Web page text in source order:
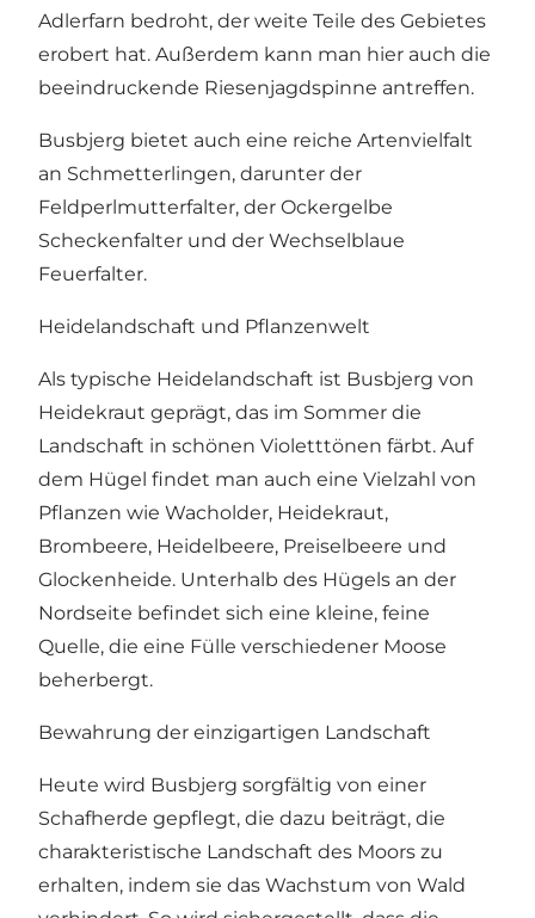
Adlerfarn bedroht, der weite Teile des Gebietes
erobert hat. Außerdem kann man hier auch die
beeindruckende Riesenjagdspinne antreffen.
Busbjerg bietet auch eine reiche Artenvielfalt
an Schmetterlingen, darunter der
Feldperlmutterfalter, der Ockergelbe
Scheckenfalter und der Wechselblaue
Feuerfalter.
Heidelandschaft und Pflanzenwelt
Als typische Heidelandschaft ist Busbjerg von
Heidekraut geprägt, das im Sommer die
Landschaft in schönen Violetttönen färbt. Auf
dem Hügel findet man auch eine Vielzahl von
Pflanzen wie Wacholder, Heidekraut,
Brombeere, Heidelbeere, Preiselbeere und
Glockenheide. Unterhalb des Hügels an der
Nordseite befindet sich eine kleine, feine
Quelle, die eine Fülle verschiedener Moose
beherbergt.
Bewahrung der einzigartigen Landschaft
Heute wird Busbjerg sorgfältig von einer
Schafherde gepflegt, die dazu beiträgt, die
charakteristische Landschaft des Moors zu
erhalten, indem sie das Wachstum von Wald